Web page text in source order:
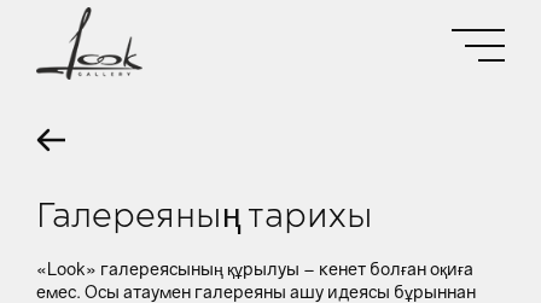
Галереяның тарихы
«Look» галереясының құрылуы – кенет болған оқиға
емес. Осы атаумен галереяны ашу идеясы бұрыннан